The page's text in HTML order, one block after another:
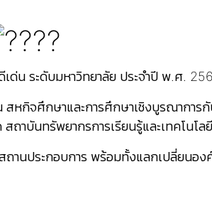
ด่น ระดับมหาวิทยาลัย ประจำปี พ.ศ.
กิจศึกษาและการศึกษาเชิงบูรณาการกั
บันทรัพยากรการเรียนรู้และเทคโนโล
ถานประกอบการ พร้อมทั้งแลกเปลี่ยนอ